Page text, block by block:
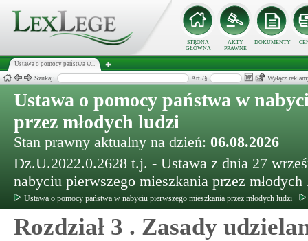
STRONA
GŁÓWNA
AKTY
PRAWNE
DOKUMENTY
Ustawa o pomocy państwa w...
Szukaj: Art./§ Wyłącz
Ustawa o pomocy państwa w
przez młodych ludzi
Stan prawny aktualny na dzień: 06.08.2026
Dz.U.2022.0.2628 t.j. - Ustawa z dnia 27
nabyciu pierwszego mieszkania przez
Ustawa o pomocy państwa w nabyciu pierwszego mieszkania przez młodych ludzi
Rozdział 3 . Zasady